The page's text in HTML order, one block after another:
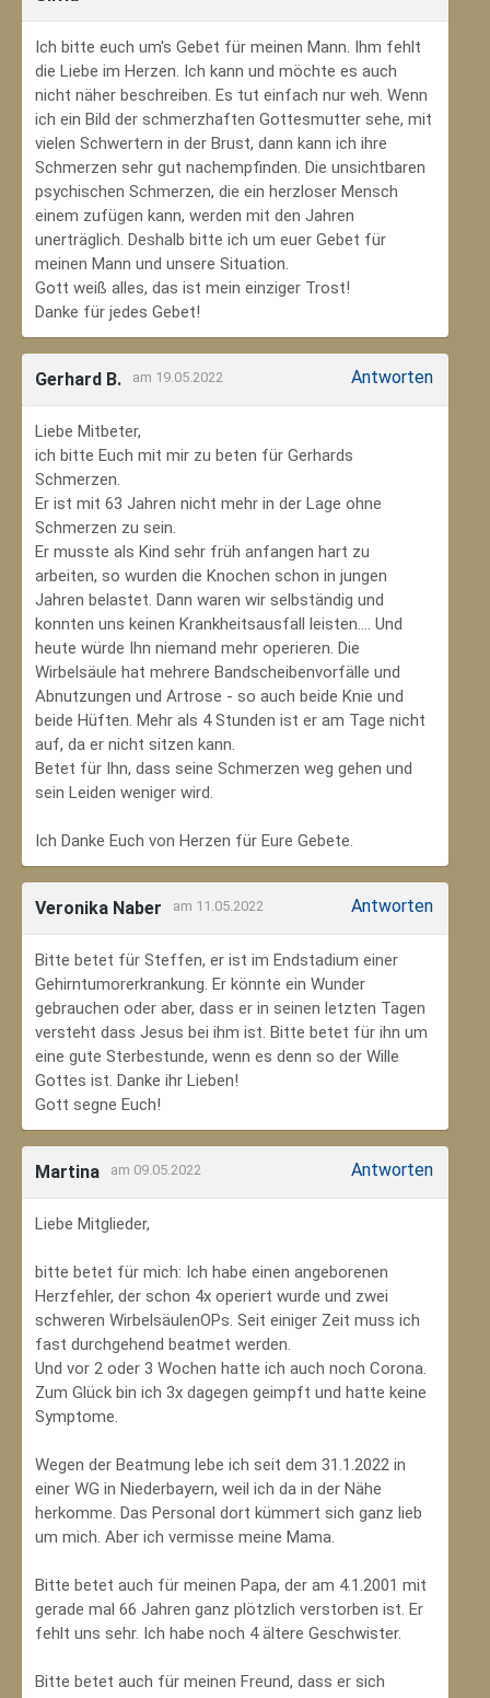
Ich bitte euch um's Gebet für meinen Mann. Ihm fehlt
die Liebe im Herzen. Ich kann und möchte es auch
nicht näher beschreiben. Es tut einfach nur weh. Wenn
ich ein Bild der schmerzhaften Gottesmutter sehe, mit
vielen Schwertern in der Brust, dann kann ich ihre
Schmerzen sehr gut nachempfinden. Die unsichtbaren
psychischen Schmerzen, die ein herzloser Mensch
einem zufügen kann, werden mit den Jahren
unerträglich. Deshalb bitte ich um euer Gebet für
meinen Mann und unsere Situation.
Gott weiß alles, das ist mein einziger Trost!
Danke für jedes Gebet!
Gerhard B. am 19.05.2022 Antworten
Liebe Mitbeter,
ich bitte Euch mit mir zu beten für Gerhards
Schmerzen.
Er ist mit 63 Jahren nicht mehr in der Lage ohne
Schmerzen zu sein.
Er musste als Kind sehr früh anfangen hart zu
arbeiten, so wurden die Knochen schon in jungen
Jahren belastet. Dann waren wir selbständig und
konnten uns keinen Krankheitsausfall leisten.... Und
heute würde Ihn niemand mehr operieren. Die
Wirbelsäule hat mehrere Bandscheibenvorfälle und
Abnutzungen und Artrose - so auch beide Knie und
beide Hüften. Mehr als 4 Stunden ist er am Tage nicht
auf, da er nicht sitzen kann.
Betet für Ihn, dass seine Schmerzen weg gehen und
sein Leiden weniger wird.
Ich Danke Euch von Herzen für Eure Gebete.
Veronika Naber am 11.05.2022 Antworten
Bitte betet für Steffen, er ist im Endstadium einer
Gehirntumorerkrankung. Er könnte ein Wunder
gebrauchen oder aber, dass er in seinen letzten Tagen
versteht dass Jesus bei ihm ist. Bitte betet für ihn um
eine gute Sterbestunde, wenn es denn so der Wille
Gottes ist. Danke ihr Lieben!
Gott segne Euch!
Martina am 09.05.2022 Antworten
Liebe Mitglieder,
bitte betet für mich: Ich habe einen angeborenen
Herzfehler, der schon 4x operiert wurde und zwei
schweren WirbelsäulenOPs. Seit einiger Zeit muss ich
fast durchgehend beatmet werden.
Und vor 2 oder 3 Wochen hatte ich auch noch Corona.
Zum Glück bin ich 3x dagegen geimpft und hatte keine
Symptome.
Wegen der Beatmung lebe ich seit dem 31.1.2022 in
einer WG in Niederbayern, weil ich da in der Nähe
herkomme. Das Personal dort kümmert sich ganz lieb
um mich. Aber ich vermisse meine Mama.
Bitte betet auch für meinen Papa, der am 4.1.2001 mit
gerade mal 66 Jahren ganz plötzlich verstorben ist. Er
fehlt uns sehr. Ich habe noch 4 ältere Geschwister.
Bitte betet auch für meinen Freund, dass er sich